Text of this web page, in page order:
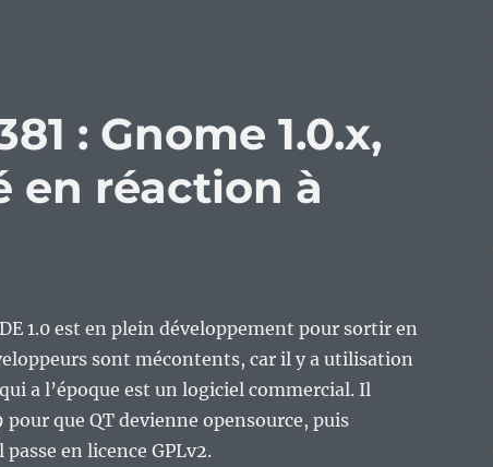
: Gnome 1.0.x,
en réaction à
1.0 est en plein développement pour sortir en
sont mécontents, car il y a utilisation
a l’époque est un logiciel commercial. Il
que QT devienne opensource, puis
en licence GPLv2.